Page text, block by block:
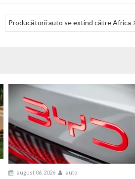
Producătorii auto se extind către Africa
august 06, 2026
auto